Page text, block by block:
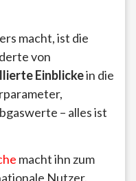
macht, ist die
von
Einblickein die
– alles ist
macht ihn zum
Nutzer.